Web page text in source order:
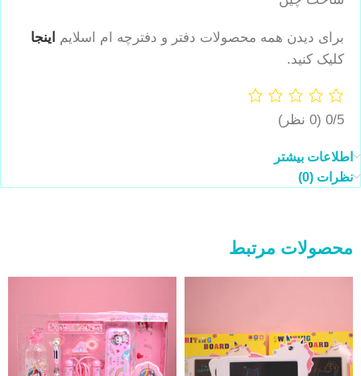
برای دیدن همه محصولات دفتر و دفترچه ام اسلایم
اینجا
کلیک کنید.
0/5 (0 نظر)
اطلاعات بیشتر
نظرات (0)
محصولات مرتبط